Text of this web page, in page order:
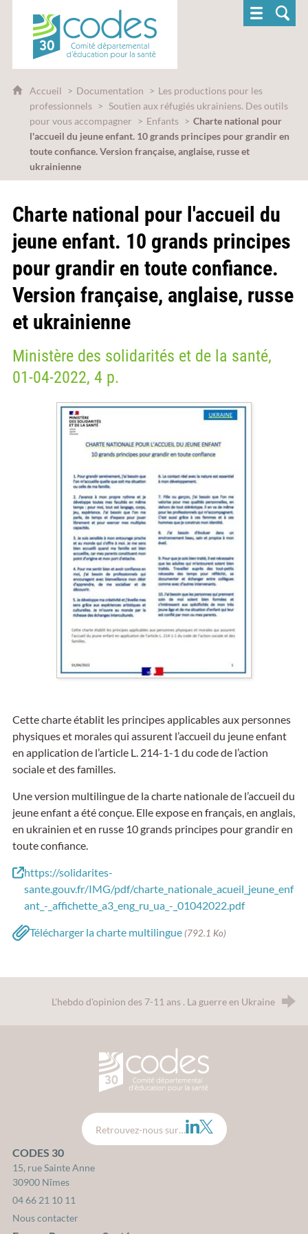
CoDES 30 - Comité départemental
Accueil Documentation
Les productions pour les
professionnels
Soutien aux réfugiés ukrainiens. Des outils
pour vous accompagner
Enfants
Charte national pour
l'accueil du jeune enfant. 10 grands principes pour grandir en
toute confiance. Version française, anglaise, russe et
ukrainienne
Charte national pour l'accueil du
jeune enfant. 10 grands principes
pour grandir en toute confiance.
Version française, anglaise, russe
et ukrainienne
Ministère des solidarités et de la santé,
01-04-2022, 4 p.
Cette charte établit les principes applicables aux personnes
physiques et morales qui assurent l’accueil du jeune enfant
en application de l’article L. 214-1-1 du code de l’action
sociale et des familles.
Une version multilingue de la charte nationale de l’accueil du
jeune enfant a été conçue. Elle expose en français, en anglais,
en ukrainien et en russe 10 grands principes pour grandir en
toute confiance.
https://solidarites-
sante.gouv.fr/IMG/pdf/charte_nationale_acueil_jeune_enf
ant_-_affichette_a3_eng_ru_ua_-_01042022.pdf
Télécharger la charte multilingue(792.1 Ko)
L'hebdo d'opinion des 7-11 ans . La guerre en Ukraine
CODES 30 - Comité
Retrouvez-nous sur… LinkedIn
Twitter
CODES 30
15, rue Sainte Anne
30900 Nîmes
04 66 21 10 11
Nous contacter